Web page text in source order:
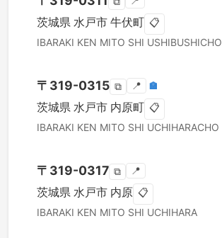
茨城県 水戸市 牛伏町 📋
IBARAKI KEN MITO SHI USHIBUSHICHO
〒 319-0315 ⧉ 📍 🏣
茨城県 水戸市 内原町 📋
IBARAKI KEN MITO SHI UCHIHARACHO
〒 319-0317 ⧉ 📍
茨城県 水戸市 内原 📋
IBARAKI KEN MITO SHI UCHIHARA